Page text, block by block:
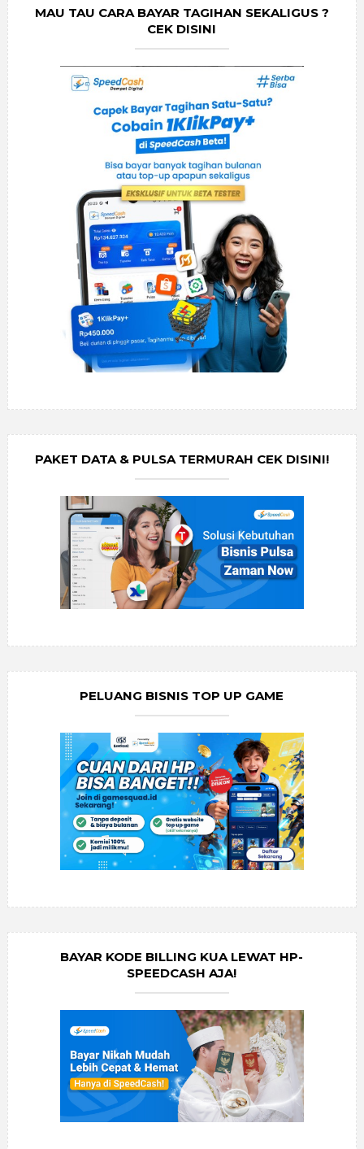
MAU TAU CARA BAYAR TAGIHAN SEKALIGUS ?
CEK DISINI
PAKET DATA & PULSA TERMURAH CEK DISINI!
PELUANG BISNIS TOP UP GAME
BAYAR KODE BILLING KUA LEWAT HP-
SPEEDCASH AJA!